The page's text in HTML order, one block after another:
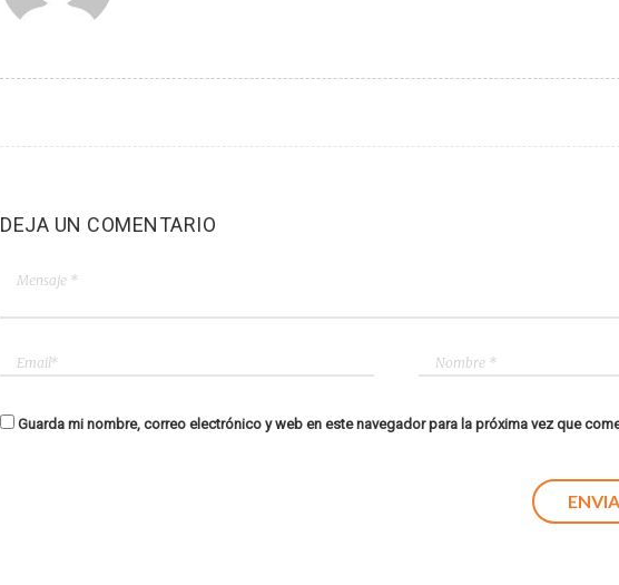
DEJA UN COMENTARIO
Guarda mi nombre, correo electrónico y web en este navegador para la próxima vez que